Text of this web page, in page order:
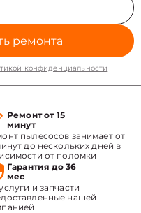
ремонта
конфиденциальности
Ремонт от 15
минут
пылесосов занимает от
до нескольких дней в
от поломки
Гарантия до 36
мес
и запчасти
нашей